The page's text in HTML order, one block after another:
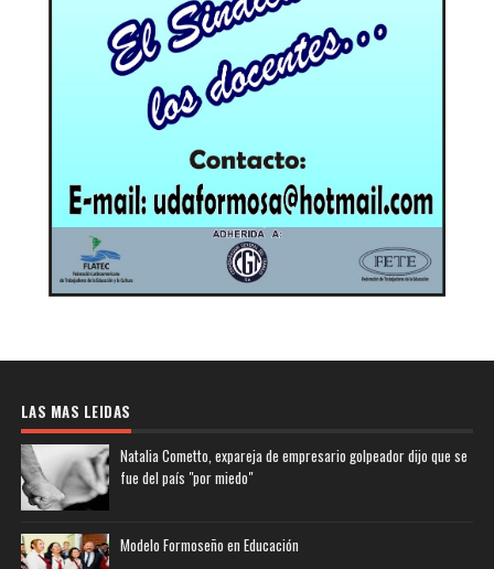
LAS MAS LEIDAS
Natalia Cometto, expareja de empresario golpeador dijo que se
fue del país "por miedo"
Modelo Formoseño en Educación